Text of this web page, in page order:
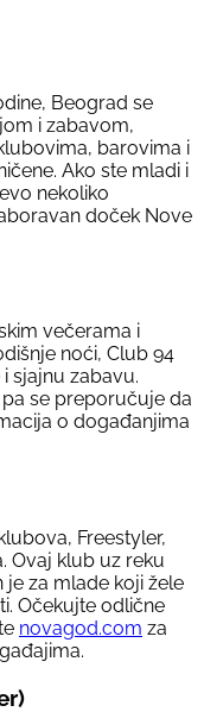
Beograd se
i zabavom,
barovima i
Ako ste mladi i
nekoliko
doček Nove
večerama i
noći, Club 94
sjajnu zabavu.
se preporučuje da
o događanjima
Freestyler,
Ovaj klub uz reku
za mlade koji žele
Očekujte odlične
novagod.com za